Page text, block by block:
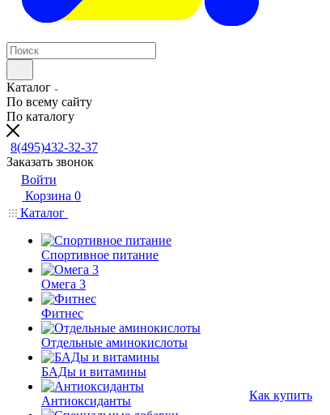
Каталог
По всему сайту
По каталогу
8(495)432-32-37
Заказать звонок
Войти
Корзина 0
Каталог
Спортивное питание
Омега 3
Фитнес
Отдельные аминокислоты
БАДы и витамины
Антиоксиданты
Как купить